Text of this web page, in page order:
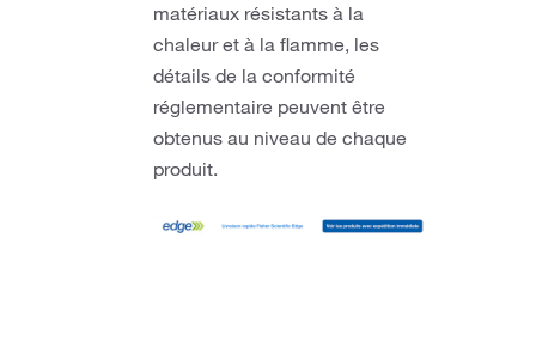
matériaux résistants à la
chaleur et à la flamme, les
détails de la conformité
réglementaire peuvent être
obtenus au niveau de chaque
produit.